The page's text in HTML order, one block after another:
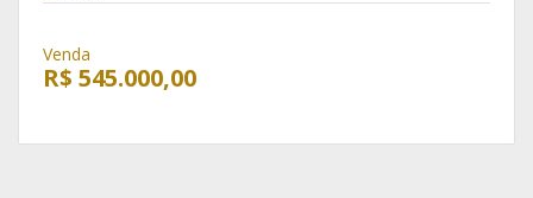
Venda
R$ 545.000,00